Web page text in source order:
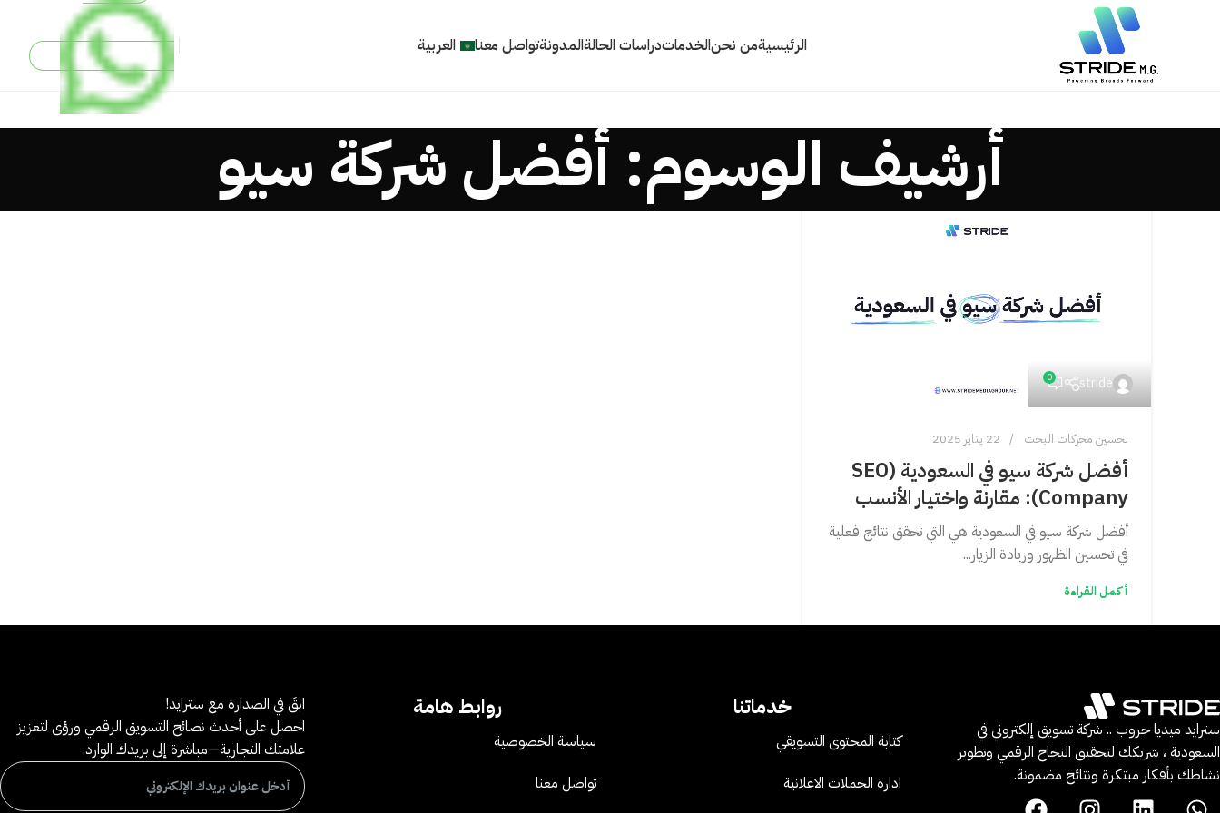
الرئيسيةمن نحنالخدماتدراسات الحالةالمدونةتواصل معنا العربية
أرشيف الوسوم: أفضل شركة سيو
stride
0
تحسين محركات البحث 22 يناير 2025
أفضل شركة سيو في السعودية (SEO
Company): مقارنة واختيار الأنسب
أفضل شركة سيو في السعودية هي التي تحقق نتائج فعلية
في تحسين الظهور وزيادة الزيار...
أكمل القراءة
سترايد ميديا جروب .. شركة تسويق إلكتروني في
السعودية ، شريكك لتحقيق النجاح الرقمي وتطوير
نشاطك بأفكار مبتكرة ونتائج مضمونة.
خدماتنا
كتابة المحتوى التسويقي
ادارة الحملات الاعلانية
روابط هامة
سياسة الخصوصية
تواصل معنا
ابقَ في الصدارة مع سترايد!
احصل على أحدث نصائح التسويق الرقمي ورؤى لتعزيز
علامتك التجارية—مباشرة إلى بريدك الوارد.